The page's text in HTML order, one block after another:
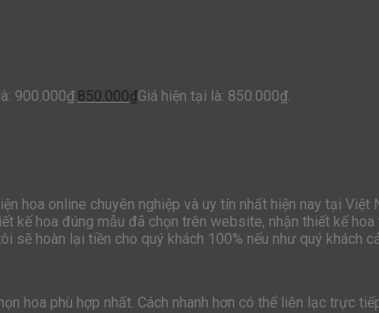
900.000₫.850.000₫Giá hiện tại là: 850.000₫.
hoa online chuyên nghiệp và uy tín nhất hiện nay tại
hoa đúng mẫu đã chọn trên website, nhận thiết kế
sẽ hoàn lại tiền cho quý khách 100% nếu như quý khách
hoa phù hợp nhất. Cách nhanh hơn có thể liên lạc trực